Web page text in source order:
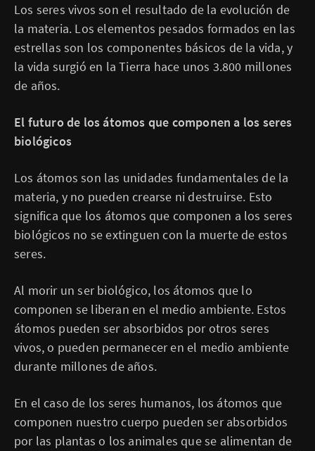
Los seres vivos son el resultado de la evolución de
la materia. Los elementos pesados formados en las
estrellas son los componentes básicos de la vida, y
la vida surgió en la Tierra hace unos 3.800 millones
de años.
El futuro de los átomos que componen a los seres
biológicos
Los átomos son las unidades fundamentales de la
materia, y no pueden crearse ni destruirse. Esto
significa que los átomos que componen a los seres
biológicos no se extinguen con la muerte de estos
seres.
Al morir un ser biológico, los átomos que lo
componen se liberan en el medio ambiente. Estos
átomos pueden ser absorbidos por otros seres
vivos, o pueden permanecer en el medio ambiente
durante millones de años.
En el caso de los seres humanos, los átomos que
componen nuestro cuerpo pueden ser absorbidos
por las plantas o los animales que se alimentan de